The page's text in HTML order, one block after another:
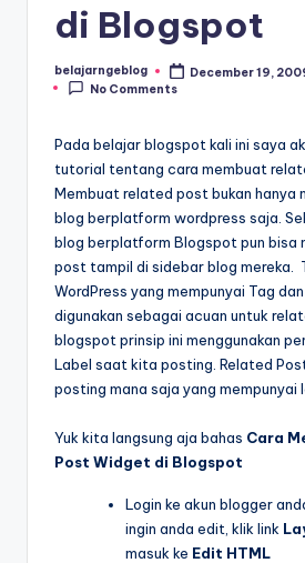
di Blogspot
Posted
by
belajarngeblog
December 19,
No Comments
Pada belajar blogspot kali ini saya
tutorial tentang cara membuat
Membuat related post bukan hanya
blog berplatform wordpress saja.
blog berplatform Blogspot pun bisa
post tampil di sidebar blog mereka.
WordPress yang mempunyai Tag
digunakan sebagai acuan untuk
blogspot prinsip ini menggunakan
Label saat kita posting. Related
posting mana saja yang mempunyai
Yuk kita langsung aja bahas Cara
Post Widget di Blogspot
Login ke akun blogger
ingin anda edit, klik link
masuk ke Edit HTML